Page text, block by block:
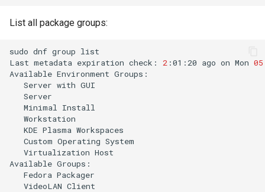
List all package groups:
sudo dnf group list
Last metadata expiration check: 2 :01:20 ago on Mon 05
Available Environment
Server with
Minimal
KDE Plasma
Custom Operating
Virtualization Host
Available
Fedora
VideoLAN